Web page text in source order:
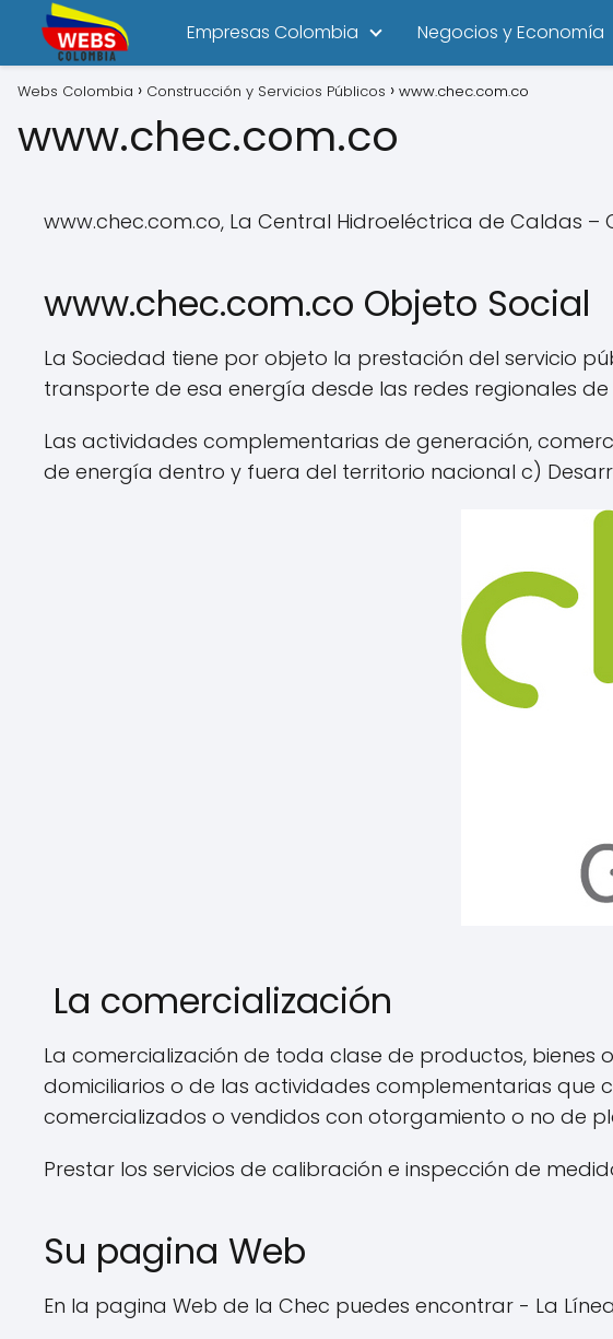
Empresas Colombia Negocios y Economía
Webs Colombia Construcción y Servicios Públicos www.chec.com.co
www.chec.com.co
www.chec.com.co, La Central Hidroeléctrica de Caldas
www.chec.com.co Objeto Social
La Sociedad tiene por objeto la prestación del servicio
transporte de esa energía desde las redes regionales
Las actividades complementarias de generación,
de energía dentro y fuera del territorio nacional c)
La comercialización
La comercialización de toda clase de productos, bienes
domiciliarios o de las actividades complementarias que
comercializados o vendidos con otorgamiento o no de
Prestar los servicios de calibración e inspección de
Su pagina Web
En la pagina Web de la Chec puedes encontrar - La